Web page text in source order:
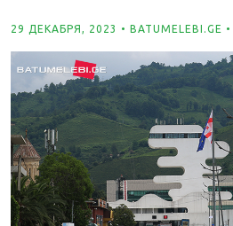
29 ДЕКАБРЯ, 2023 • BATUMELEBI.GE •